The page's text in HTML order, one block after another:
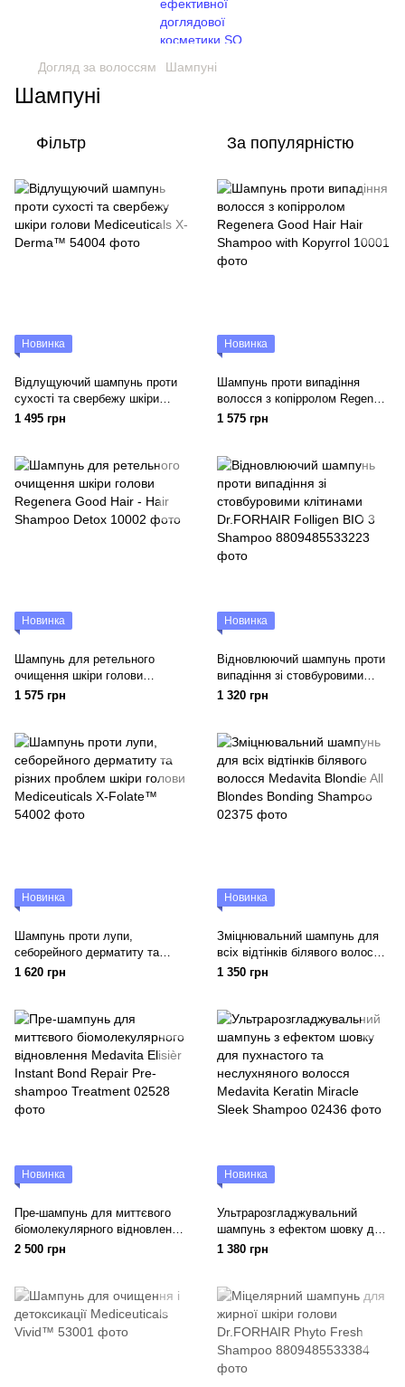
Догляд за волоссям Шампуні
Шампуні
Фільтр За популярністю
Новинка
Відлущуючий шампунь проти
сухості та свербежу шкіри
голови Mediceuticals X-
1 495 грн
Новинка
Шампунь проти випадіння
волосся з копірролом Regenera
Good Hair Hair Shampoo with
1 575 грн
Новинка
Шампунь для ретельного
очищення шкіри голови
Regenera Good Hair - Hair
1 575 грн
Новинка
Відновлюючий шампунь проти
випадіння зі стовбуровими
клітинами Dr.FORHAIR Folligen
1 320 грн
Новинка
Шампунь проти лупи,
себорейного дерматиту та
різних проблем шкіри голови
1 620 грн
Новинка
Зміцнювальний шампунь для
всіх відтінків білявого волосся
Medavita Blondie All Blondes
1 350 грн
Новинка
Пре-шампунь для миттєвого
біомолекулярного відновлення
Medavita Elisièr Instant Bond
2 500 грн
Новинка
Ультрарозгладжувальний
шампунь з ефектом шовку для
пухнастого та неслухняного
1 380 грн